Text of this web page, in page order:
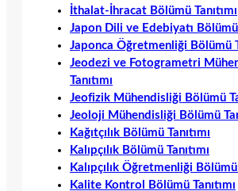
İthalat-İhracat Bölümü Tanıtımı
Japon Dili ve Edebiyatı Bölümü
Japonca Öğretmenliği Bölümü
Jeodezi ve Fotogrametri
Tanıtımı
Jeofizik Mühendisliği Bölümü
Jeoloji Mühendisliği Bölümü
Kağıtçılık Bölümü Tanıtımı
Kalıpçılık Bölümü Tanıtımı
Kalıpçılık Öğretmenliği Bölümü
Kalite Kontrol Bölümü Tanıtımı